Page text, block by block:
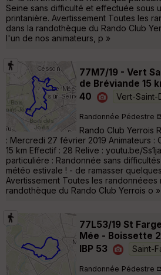
Seine sans difficulté et effectuée sous
printanière. Avertissement Toutes les
dans la randothèque du Rando Club
l'un de nos animateurs, p »
77M7/19 - Vert
de Bréviande 15
40
Vert-Saint-
Randonnée Pédestre
Rando Club Yerrois
: Mercredi 27 février 2019 Animateurs :
15 km Effectif : 28 Relive : youtu.be/
particuliére : Randonnée sans
météo estivale ! - de ramasser
Avertissement Toutes les
randothèque du Rando Club Yerrois o »
77L53/19 St
Mée - Boissette
IBP 53
Saint-
Randonnée Pédestre